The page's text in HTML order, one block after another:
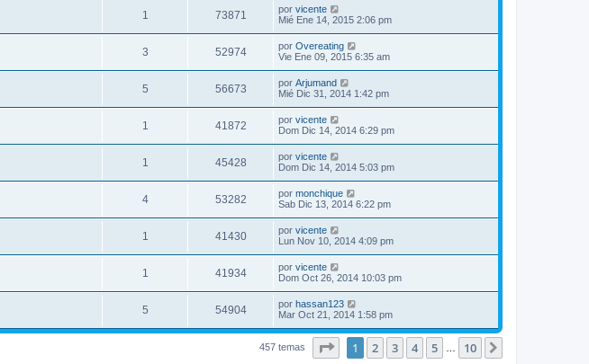
1 73871 por vicente
Mié Ene 14, 2015 2:06 pm
3 52974 por Overeating
Vie Ene 09, 2015 6:35 am
5 56673 por Arjumand
Mié Dic 31, 2014 1:42 pm
1 41872 por vicente
Dom Dic 14, 2014 6:29 pm
1 45428 por vicente
Dom Dic 14, 2014 5:03 pm
4 53282 por monchique
Sab Dic 13, 2014 6:22 pm
1 41430 por vicente
Lun Nov 10, 2014 4:09 pm
1 41934 por vicente
Dom Oct 26, 2014 10:03 pm
5 54904 por hassan123
Mar Oct 21, 2014 1:58 pm
457 temas Página1 de 10
1 2 3 4 5 10